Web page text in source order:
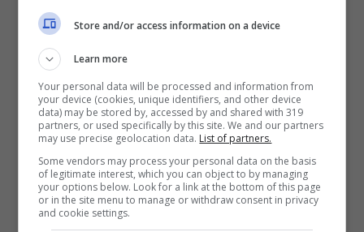
Per il trailer:Store and/or access information on a device
Learn more
Your personal data will be processed and information from
your device (cookies, unique identifiers, and other device
data) may be stored by, accessed by and shared with 319
partners, or used specifically by this site. We and our partners
may use precise geolocation data. List of partners.
Some vendors may process your personal data on the basis
of legitimate interest, which you can object to by managing
your options below. Look for a link at the bottom of this page
or in the site menu to manage or withdraw consent in privacy
and cookie settings.